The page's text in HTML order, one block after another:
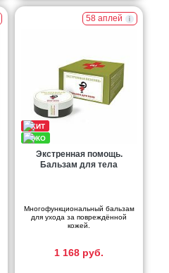
58 аплей
Экстренная помощь.
Бальзам для тела
Многофункциональный бальзам
для ухода за повреждённой
кожей.
1 168 руб.